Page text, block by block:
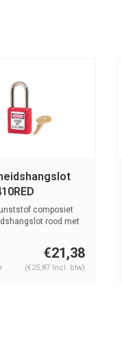
composiet
rood met
€21,38
(€25,87 Incl. btw)